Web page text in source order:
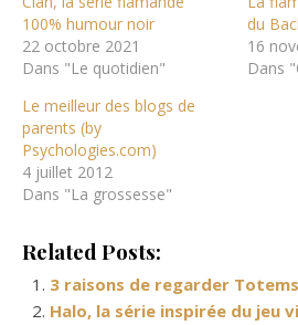
100% humour noir
22 octobre 2021
Dans "Le quotidien"
du
16
Dans
Le meilleur des blogs de
parents (by
Psychologies.com)
4 juillet 2012
Dans "La grossesse"
Related Posts:
3 raisons de regarder
Halo, la série inspirée du jeu